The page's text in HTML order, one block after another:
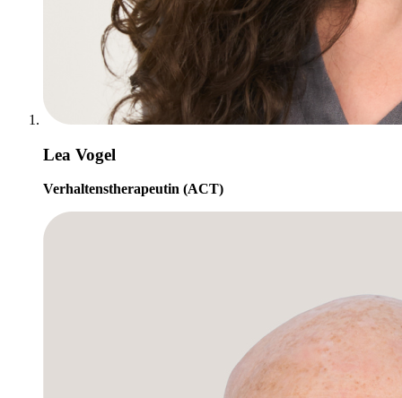
Lea Vogel
Verhaltenstherapeutin (ACT)